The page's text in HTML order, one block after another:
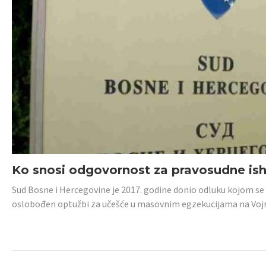
Ko snosi odgovornost za pravosudne
Sud Bosne i Hercegovine je 2017. godine donio odluku kojom
oslobođen optužbi za učešće u masovnim egzekucijama na